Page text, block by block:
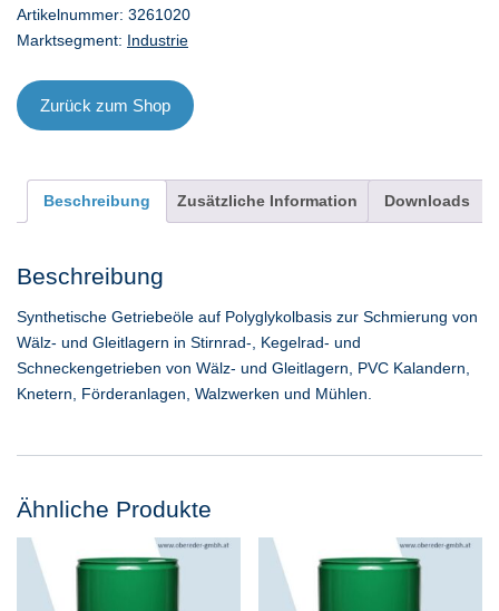
20
l
Artikelnummer: 3261020
Marktsegment: Industrie
Zurück zum Shop
Beschreibung Zusätzliche Information Downloads
Beschreibung
Synthetische Getriebeöle auf Polyglykolbasis zur Schmierung von
Wälz- und Gleitlagern in Stirnrad-, Kegelrad- und
Schneckengetrieben von Wälz- und Gleitlagern, PVC Kalandern,
Knetern, Förderanlagen, Walzwerken und Mühlen.
Ähnliche Produkte